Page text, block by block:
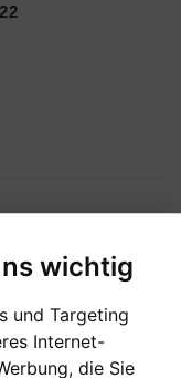
wichtig
und Targeting
Internet-
die Sie